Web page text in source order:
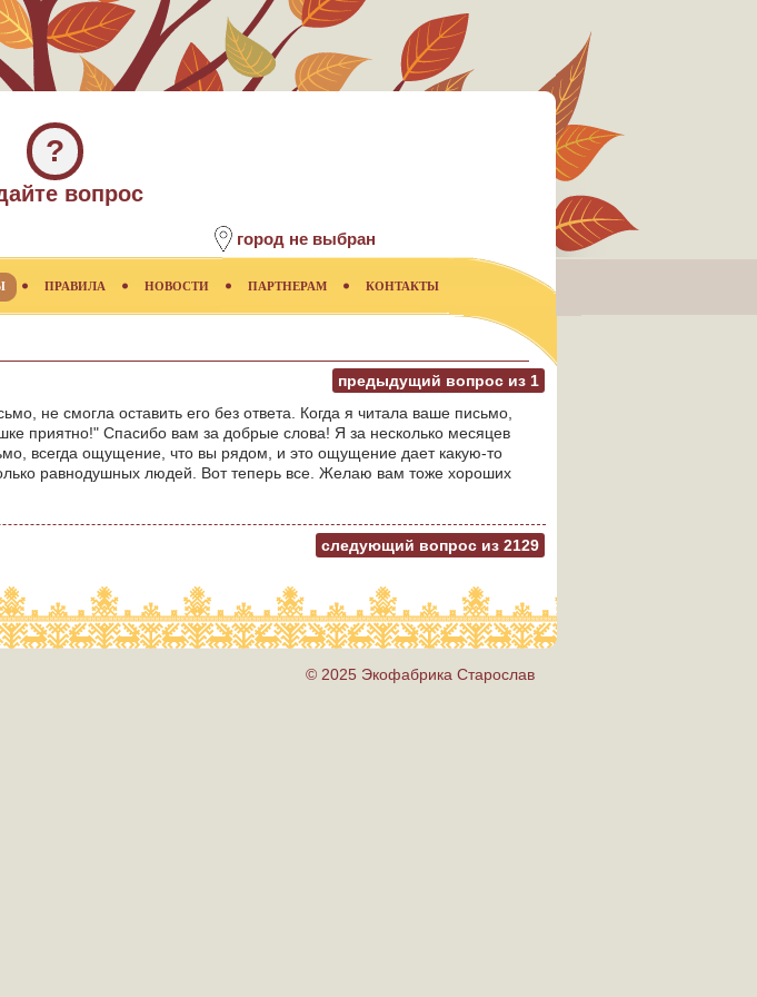
?
вопрос
город не выбран
ПРАВИЛА НОВОСТИ ПАРТНЕРАМ КОНТАКТЫ
предыдущий вопрос из 1
не смогла оставить его без ответа. Когда я читала ваше письмо,
приятно!" Спасибо вам за добрые слова! Я за несколько месяцев
всегда ощущение, что вы рядом, и это ощущение дает какую-то
равнодушных людей. Вот теперь все. Желаю вам тоже хороших
следующий вопрос из 2129
© 2025 Экофабрика Старослав